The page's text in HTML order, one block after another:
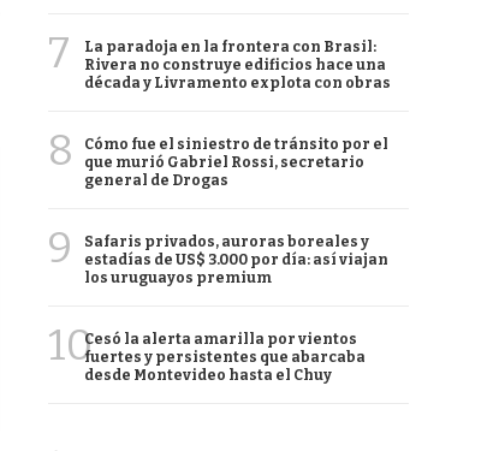
7
La paradoja en la frontera con Brasil:
Rivera no construye edificios hace una
década y Livramento explota con obras
8
Cómo fue el siniestro de tránsito por el
que murió Gabriel Rossi, secretario
general de Drogas
9
Safaris privados, auroras boreales y
estadías de US$ 3.000 por día: así viajan
los uruguayos premium
10Cesó la alerta amarilla por vientos
fuertes y persistentes que abarcaba
desde Montevideo hasta el Chuy